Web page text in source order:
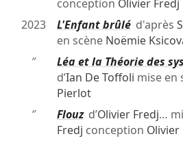
conception Olivier Fredj
2023
L'Enfant brûléd'après
en scène Noëmie
″
Léa et la Théorie des
d’Ian De Toffoli mise en
Pierlot
″
Flouzd’Olivier Fredj…
Fredj conception Olivier